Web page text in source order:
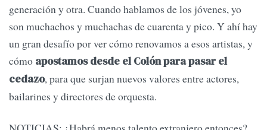
generación y otra. Cuando hablamos de los jóvenes, yo
son muchachos y muchachas de cuarenta y pico. Y ahí hay
un gran desafío por ver cómo renovamos a esos artistas, y
cómo apostamos desde el Colón para pasar el
cedazo, para que surjan nuevos valores entre actores,
bailarines y directores de orquesta.